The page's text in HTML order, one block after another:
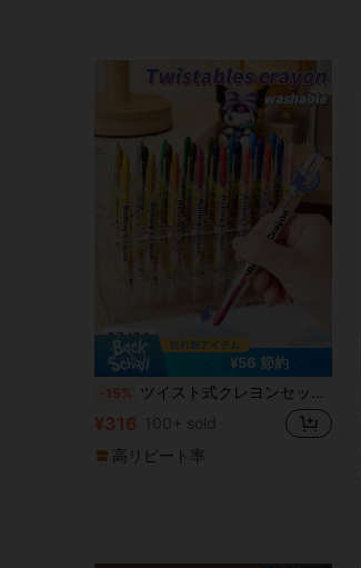
¥56 節約
-15% ツイスト式クレヨンセット、洗えるツイストクレヨン、なめらかな質感のスクールクレヨン、洗いやすいぬりえクレヨン、DIYクラフト、アート用品&ギフト
¥316
100+ sold
高リピート率